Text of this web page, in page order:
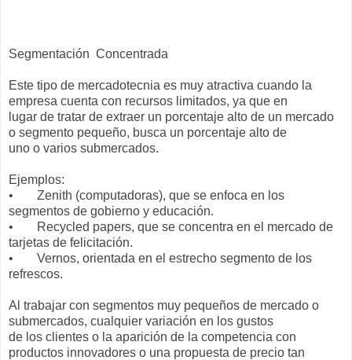
Segmentación Concentrada
Este tipo de mercadotecnia es muy atractiva cuando la
empresa cuenta con recursos limitados, ya que en
lugar de tratar de extraer un porcentaje alto de un mercado
o segmento pequeño, busca un porcentaje alto de
uno o varios submercados.
Ejemplos:
•
Zenith (computadoras), que se enfoca en los
segmentos de gobierno y educación.
•
Recycled papers, que se concentra en el mercado de
tarjetas de felicitación.
•
Vernos, orientada en el estrecho segmento de los
refrescos.
Al trabajar con segmentos muy pequeños de mercado o
submercados, cualquier variación en los gustos
de los clientes o la aparición de la competencia con
productos innovadores o una propuesta de precio tan